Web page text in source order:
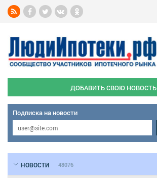
ДОБАВИТЬ СВОЮ НОВОСТЬ
Подписка на новости
НОВОСТИ 48076